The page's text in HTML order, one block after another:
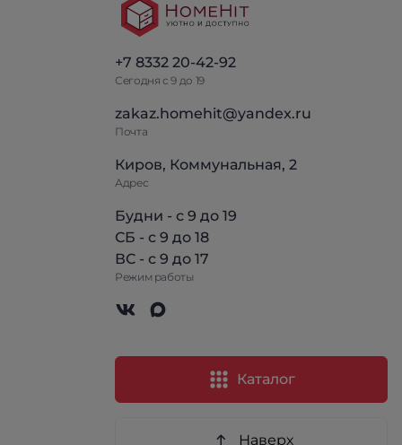
+7 8332 20-42-92
Сегодня с 9 до 19
zakaz.homehit@yandex.ru
Почта
Киров, Коммунальная, 2
Адрес
Будни - с 9 до 19
СБ - с 9 до 18
ВС - с 9 до 17
Режим работы
Каталог
Наверх